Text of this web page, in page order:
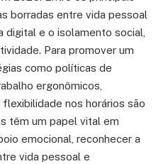
borradas entre vida pessoal
digital e o isolamento social,
Para promover um
como políticas de
ergonômicos,
nos horários são
têm um papel vital em
emocional, reconhecer a
vida pessoal e